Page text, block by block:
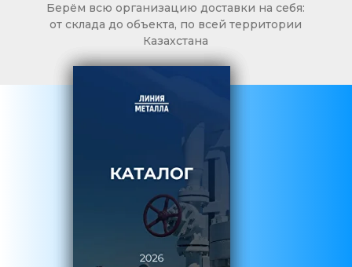
Берём всю организацию доставки на себя:
от склада до объекта, по всей территории
Казахстана